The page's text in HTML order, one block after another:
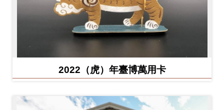
2022（虎）年臺博萬用卡